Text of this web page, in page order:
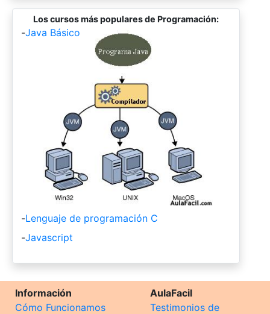
Los cursos más populares de Programación:
-Java Básico
-Lenguaje de programación C
-Javascript
Información
Cómo Funcionamos
AulaFacil
Testimonios de